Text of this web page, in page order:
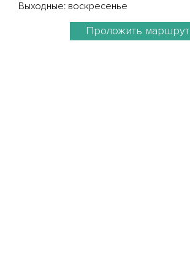
Выходные: воскресенье
Проложить маршрут